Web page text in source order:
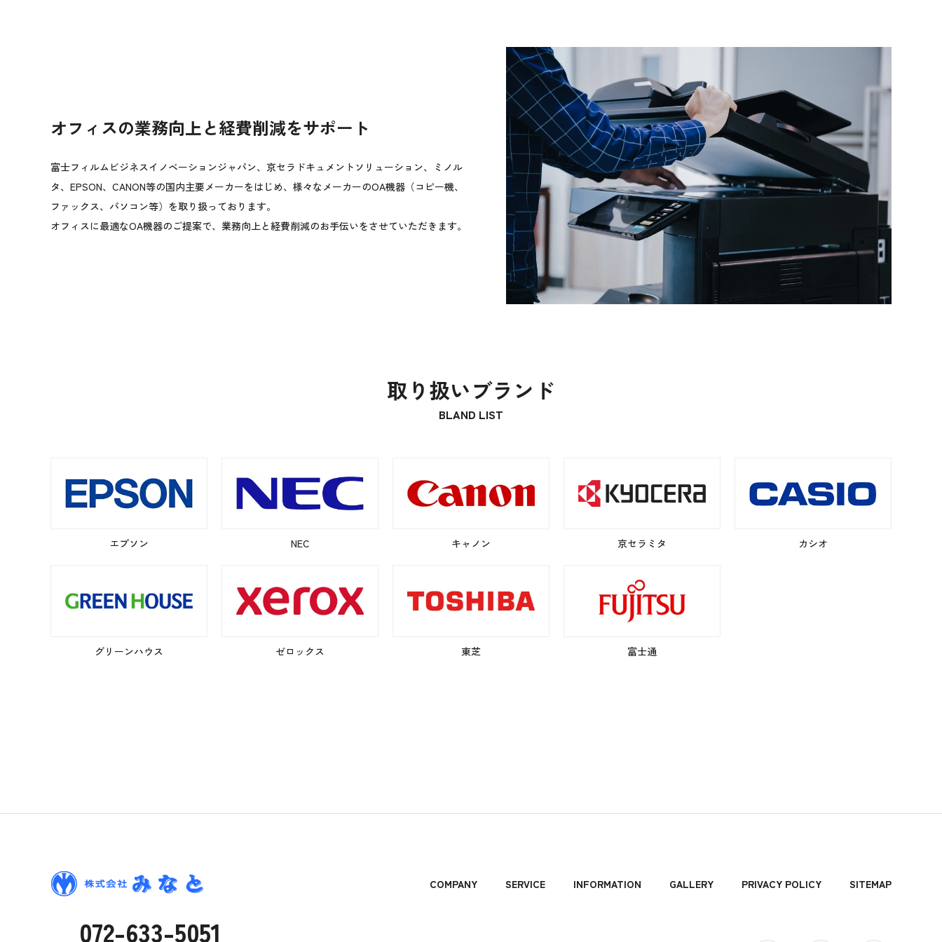
オフィスの業務向上と経費削減をサポート
富士フィルムビジネスイノベーションジャパン、京セラドキュメントソリューション、ミノル
タ、EPSON、CANON等の国内主要メーカーをはじめ、様々なメーカーのOA機器（コピー機、
ファックス、パソコン等）を取り扱っております。
オフィスに最適なOA機器のご提案で、業務向上と経費削減のお手伝いをさせていただきます。
取り扱いブランド
BLAND LIST
エプソン NEC キャノン 京セラミタ カシオ
グリーンハウス ゼロックス 東芝 富士通
072-633-5051
COMPANY SERVICE INFORMATION GALLERY PRIVACY POLICY SITEMAP